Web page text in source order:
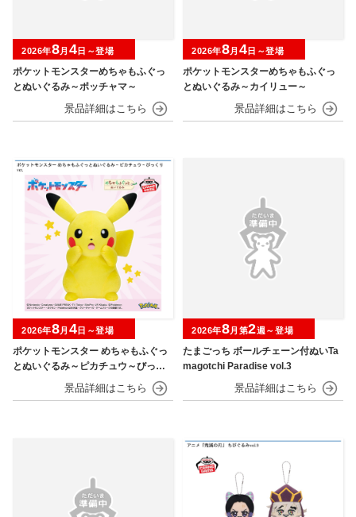
ポケットモンスターめちゃもふぐっ
とぬいぐるみ～ポッチャマ～
2026年8月 4日～登場
ポケットモンスターめちゃもふぐっ
とぬいぐるみ～カイリュー～
2026年8月 4日～登場
ポケットモンスター めちゃもふぐっ
とぬいぐるみ～ピカチュウ～びっく
2026年8月 4日～登場
たまごっち ボールチェーン付ぬいTa
magotchi Paradise vol.3
2026年8月第2週～登場